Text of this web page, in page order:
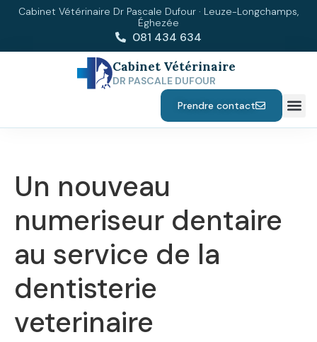
Cabinet Vétérinaire Dr Pascale Dufour · Leuze-Longchamps,
Éghezée
081 434 634
Cabinet Vétérinaire
DR PASCALE DUFOUR
Prendre contact
Un nouveau
numeriseur dentaire
au service de la
dentisterie
veterinaire